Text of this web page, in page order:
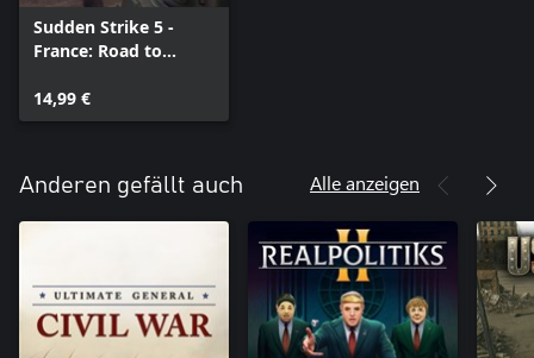
Sudden Strike 5 -
France: Road to
14,99 €
Anderen gefällt auch Alle anzeigen